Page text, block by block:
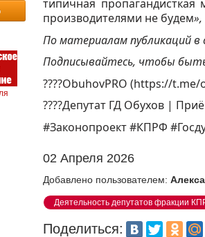
типичная
производителями не будем
По материалам публикаций
Подписывайтесь, чтобы
????ObuhovPRO (https://
????Депутат ГД Обухов |
#Законопроект #КПРФ
02 Апреля 2026
Добавлено пользователем:
Деятельность депутатов фракции
Поделиться: